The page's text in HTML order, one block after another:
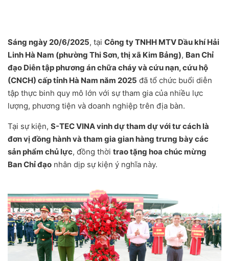
Sáng ngày 20/6/2025, tại Công ty TNHH MTV Dầu khí Hải
Linh Hà Nam (phường Thi Sơn, thị xã Kim Bảng), Ban Chỉ
đạo Diễn tập phương án chữa cháy và cứu nạn, cứu hộ
(CNCH) cấp tỉnh Hà Nam năm 2025 đã tổ chức buổi diễn
tập thực binh quy mô lớn với sự tham gia của nhiều lực
lượng, phương tiện và doanh nghiệp trên địa bàn.
Tại sự kiện, S-TEC VINA vinh dự tham dự với tư cách là
đơn vị đồng hành và tham gia gian hàng trưng bày các
sản phẩm chủ lực, đồng thời trao tặng hoa chúc mừng
Ban Chỉ đạo nhân dịp sự kiện ý nghĩa này.